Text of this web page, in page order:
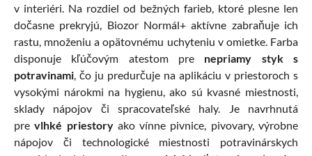
v interiéri. Na rozdiel od bežných farieb, ktoré plesne len
dočasne prekryjú, Biozor Normál+ aktívne zabraňuje ich
rastu, množeniu a opätovnému uchyteniu v omietke. Farba
disponuje kľúčovým atestom pre nepriamy styk s
potravinami, čo ju predurčuje na aplikáciu v priestoroch s
vysokými nárokmi na hygienu, ako sú kvasné miestnosti,
sklady nápojov či spracovateľské haly. Je navrhnutá
prevlhké priestoryako vínne pivnice, pivovary, výrobne
nápojov či technologické miestnosti potravinárskych